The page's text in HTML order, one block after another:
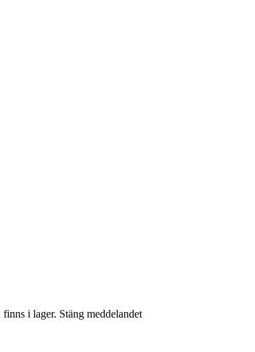
finns i lager. Stäng meddelandet